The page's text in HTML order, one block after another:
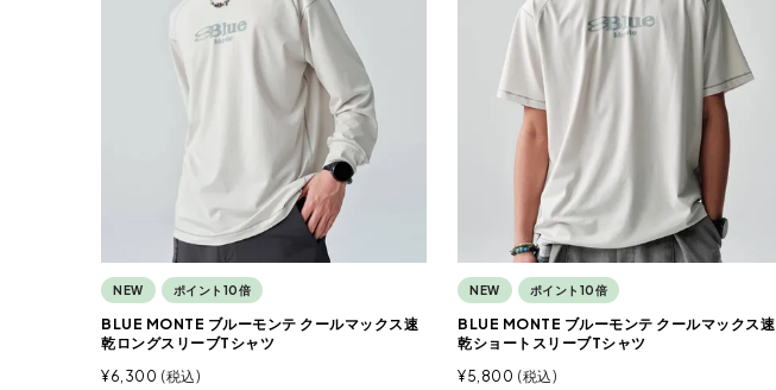
NEW ポイント10倍
BLUE MONTE ブルーモンテ クールマックス速
乾ロングスリーブTシャツ
¥6,300 税込
NEW ポイント10倍
BLUE MONTE ブルーモンテ クールマックス速
乾ショートスリーブTシャツ
¥5,800 税込